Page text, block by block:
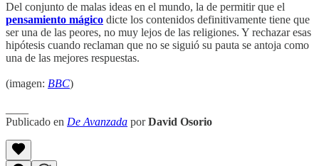
Del conjunto de malas ideas en el mundo, la de permitir que el
pensamiento mágico dicte los contenidos definitivamente tiene que
ser una de las peores, no muy lejos de las religiones. Y rechazar esas
hipótesis cuando reclaman que no se siguió su pauta se antoja como
una de las mejores respuestas.
(imagen: BBC)
Publicado en De Avanzada porDavid Osorio